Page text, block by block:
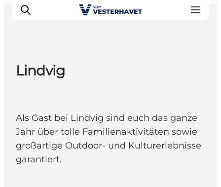
Unsere Städte
Essen & Übernachtung
Tickets kaufen
Plane deine Reise
Lindvig
Als Gast bei Lindvig sind euch das ganze
Jahr über tolle Familienaktivitäten sowie
großartige Outdoor- und Kulturerlebnisse
garantiert.